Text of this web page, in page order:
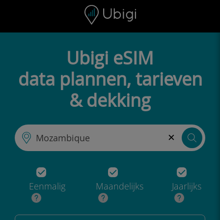
Navigatiebalk Voettekst
Ubigi eSIM
data plannen, tarieven
& dekking
×
Eenmalig Maandelijks Jaarlijks